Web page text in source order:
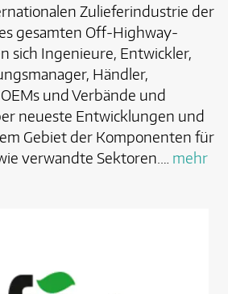
Zulieferindustrie der
gesamten Off-Highway-
sich Ingenieure, Entwickler,
Händler,
und Verbände und
neueste Entwicklungen und
Gebiet der Komponenten für
verwandte Sektoren.… mehr